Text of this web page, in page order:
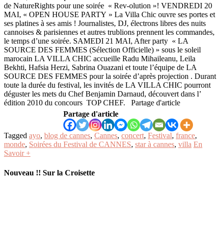
de NatureRights pour une soirée « Rev-olution »! VENDREDI 20
MAI, « OPEN HOUSE PARTY » La Villa Chic ouvre ses portes et
ses platines à ses amis ! Journalistes, DJ, électrons libres des nuits
cannoises & parisiennes et autres trublions prennent les commandes,
le temps d’une soirée. SAMEDI 21 MAI, After party « LA
SOURCE DES FEMMES (Sélection Officielle) » sous le soleil
marocain LA VILLA CHIC accueille Radu Mihaileanu, Leila
Bekhti, Hafsia Herzi, Sabrina Ouazani et toute l’équipe de LA
SOURCE DES FEMMES pour la soirée d’après projection . Durant
toute la durée du festival, les invités de LA VILLA CHIC pourront
déguster les mets du Chef Benjamin Darnaud, découvert dans l’
édition 2010 du concours TOP CHEF. Partage d'article
Partage d'article
Tagged ayo, blog de cannes, Cannes, concert, Festival, france,
monde, Soirées du Festival de CANNES, star à cannes, villa En
Savoir +
Nouveau !! Sur la Croisette